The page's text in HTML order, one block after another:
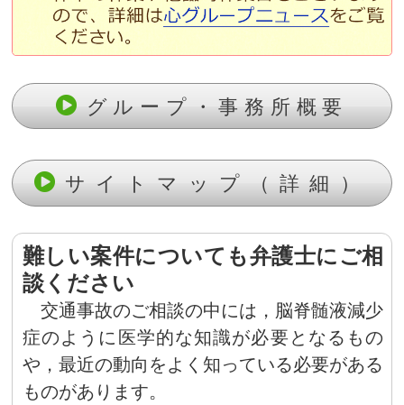
グループ・事務所概要
サイトマップ（詳細）
難しい案件についても弁護士にご相
談ください
交通事故のご相談の中には，脳脊髄液減少
症のように医学的な知識が必要となるもの
や，最近の動向をよく知っている必要がある
ものがあります。